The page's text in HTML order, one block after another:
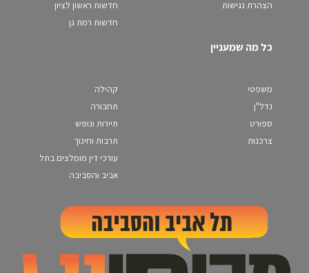
הצהרת נגישות
חדשות ראשון לציון
חדשות רמת גן
כל מה שמעניין
משפטי
נדל"ן
ספורט
צרכנות
קהילה
תחבורה
תיירות ונופש
תרבות וחינוך
עורכי דין מומלצים בתל
אביב והסביבה